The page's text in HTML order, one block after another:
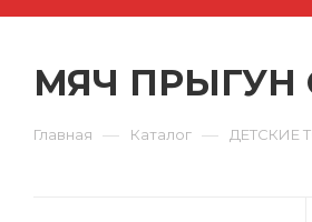
МЯЧ ПРЫГУН
Главная — Каталог — ДЕТСКИЕ